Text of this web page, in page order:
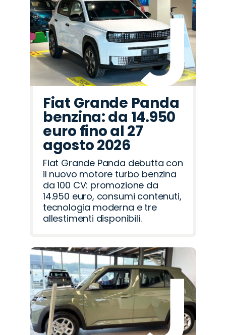
Fiat Grande Panda
benzina: da 14.950
euro fino al 27
agosto 2026
Fiat Grande Panda debutta con
il nuovo motore turbo benzina
da 100 CV: promozione da
14.950 euro, consumi contenuti,
tecnologia moderna e tre
allestimenti disponibili.